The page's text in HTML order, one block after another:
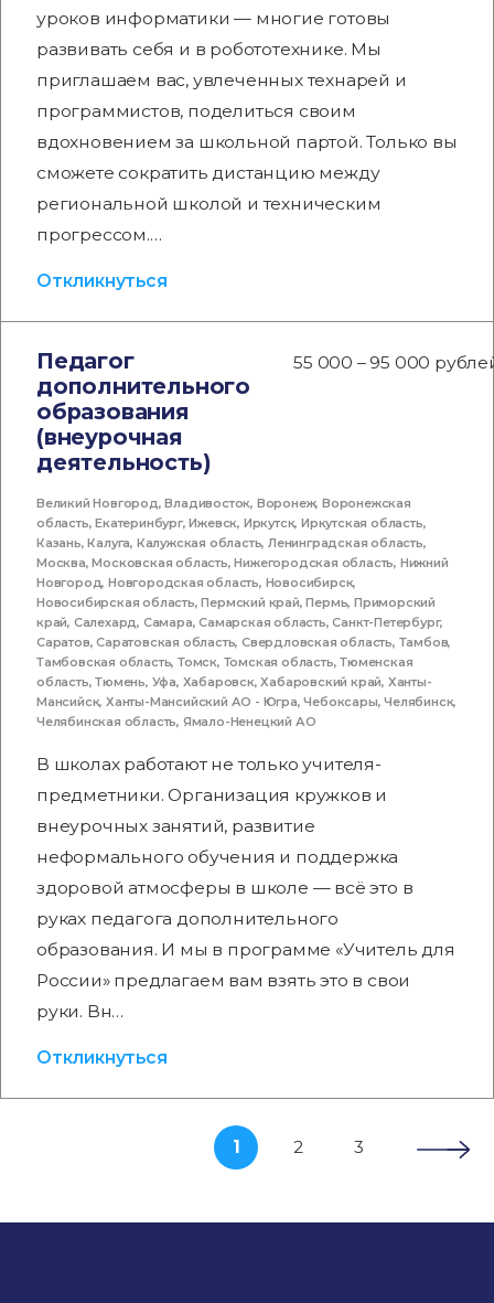
уроков информатики — многие готовы
развивать себя и в робототехнике. Мы
приглашаем вас, увлеченных технарей и
программистов, поделиться своим
вдохновением за школьной партой. Только вы
сможете сократить дистанцию между
региональной школой и техническим
прогрессом.…
Откликнуться
Педагог
дополнительного
образования
(внеурочная
деятельность)
55 000 – 95 000
Великий Новгород,Владивосток, Воронеж,Воронежская
область,Екатеринбург,Ижевск, Иркутск,Иркутская область,
Казань,Калуга, Калужская область,Ленинградская область,
Москва,Московская область,Нижегородская область, Нижний
Новгород,Новгородская область, Новосибирск,
Новосибирская область,Пермский край,Пермь,Приморский
край, Салехард, Самара,Самарская область,Санкт-Петербург,
Саратов,Саратовская область,Свердловская область, Тамбов,
Тамбовская область,Томск, Томская область,Тюменская
область,Тюмень, Уфа, Хабаровск,Хабаровский край, Ханты-
Мансийск,Ханты-Мансийский АО - Югра,Чебоксары,Челябинск,
Челябинская область, Ямало-Ненецкий АО
В школах работают не только учителя-
предметники. Организация кружков и
внеурочных занятий, развитие
неформального обучения и поддержка
здоровой атмосферы в школе — всё это в
руках педагога дополнительного
образования. И мы в программе «Учитель для
России» предлагаем вам взять это в свои
руки. Вн…
Откликнуться
1 2 3